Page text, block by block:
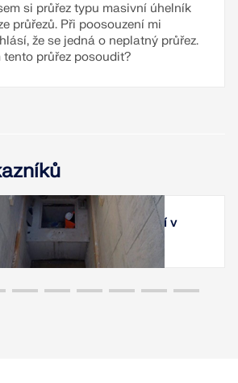
si průřez typu masivní úhelník
průřezů. Při poosouzení mi
že se jedná o neplatný průřez.
tento průřez posoudit?
výtahová šachta na nádraží v